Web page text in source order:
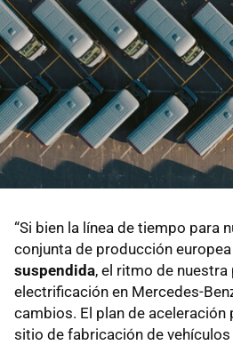
“Si bien la línea de tiempo para
conjunta de producción
suspendida, el ritmo de
electrificación en Mercedes-
cambios. El plan de aceleración
sitio de fabricación de